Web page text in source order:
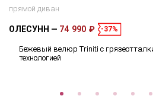
прямой диван
ОЛЕСУНН 74 990 ₽ -37%
Бежевый велюр Triniti с
технологией